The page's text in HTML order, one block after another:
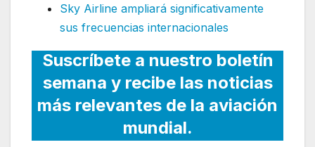
Sky Airline ampliará significativamente
sus frecuencias internacionales
Suscríbete a nuestro boletín
semana y recibe las noticias
más relevantes de la aviación
mundial.